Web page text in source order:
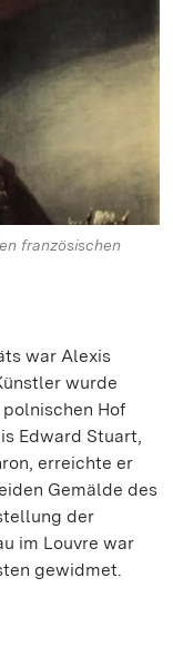
französischen
war Alexis
wurde
Hof
Edward Stuart,
erreichte er
Gemälde des
der
im Louvre war
gewidmet.